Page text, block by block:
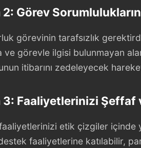
2: Görev
görevinin tarafsızlık
ve görevle ilgisi bulunmayan
itibarını zedeleyecek
3: Faaliyetlerinizi Şeffaf
etik çizgiler içinde
faaliyetlerine katılabilir,